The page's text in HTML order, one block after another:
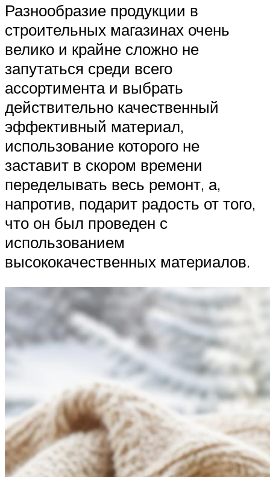
Разнообразие продукции в
строительных магазинах очень
велико и крайне сложно не
запутаться среди всего
ассортимента и выбрать
действительно качественный
эффективный материал,
использование которого не
заставит в скором времени
переделывать весь ремонт, а,
напротив, подарит радость от того,
что он был проведен с
использованием
высококачественных материалов.